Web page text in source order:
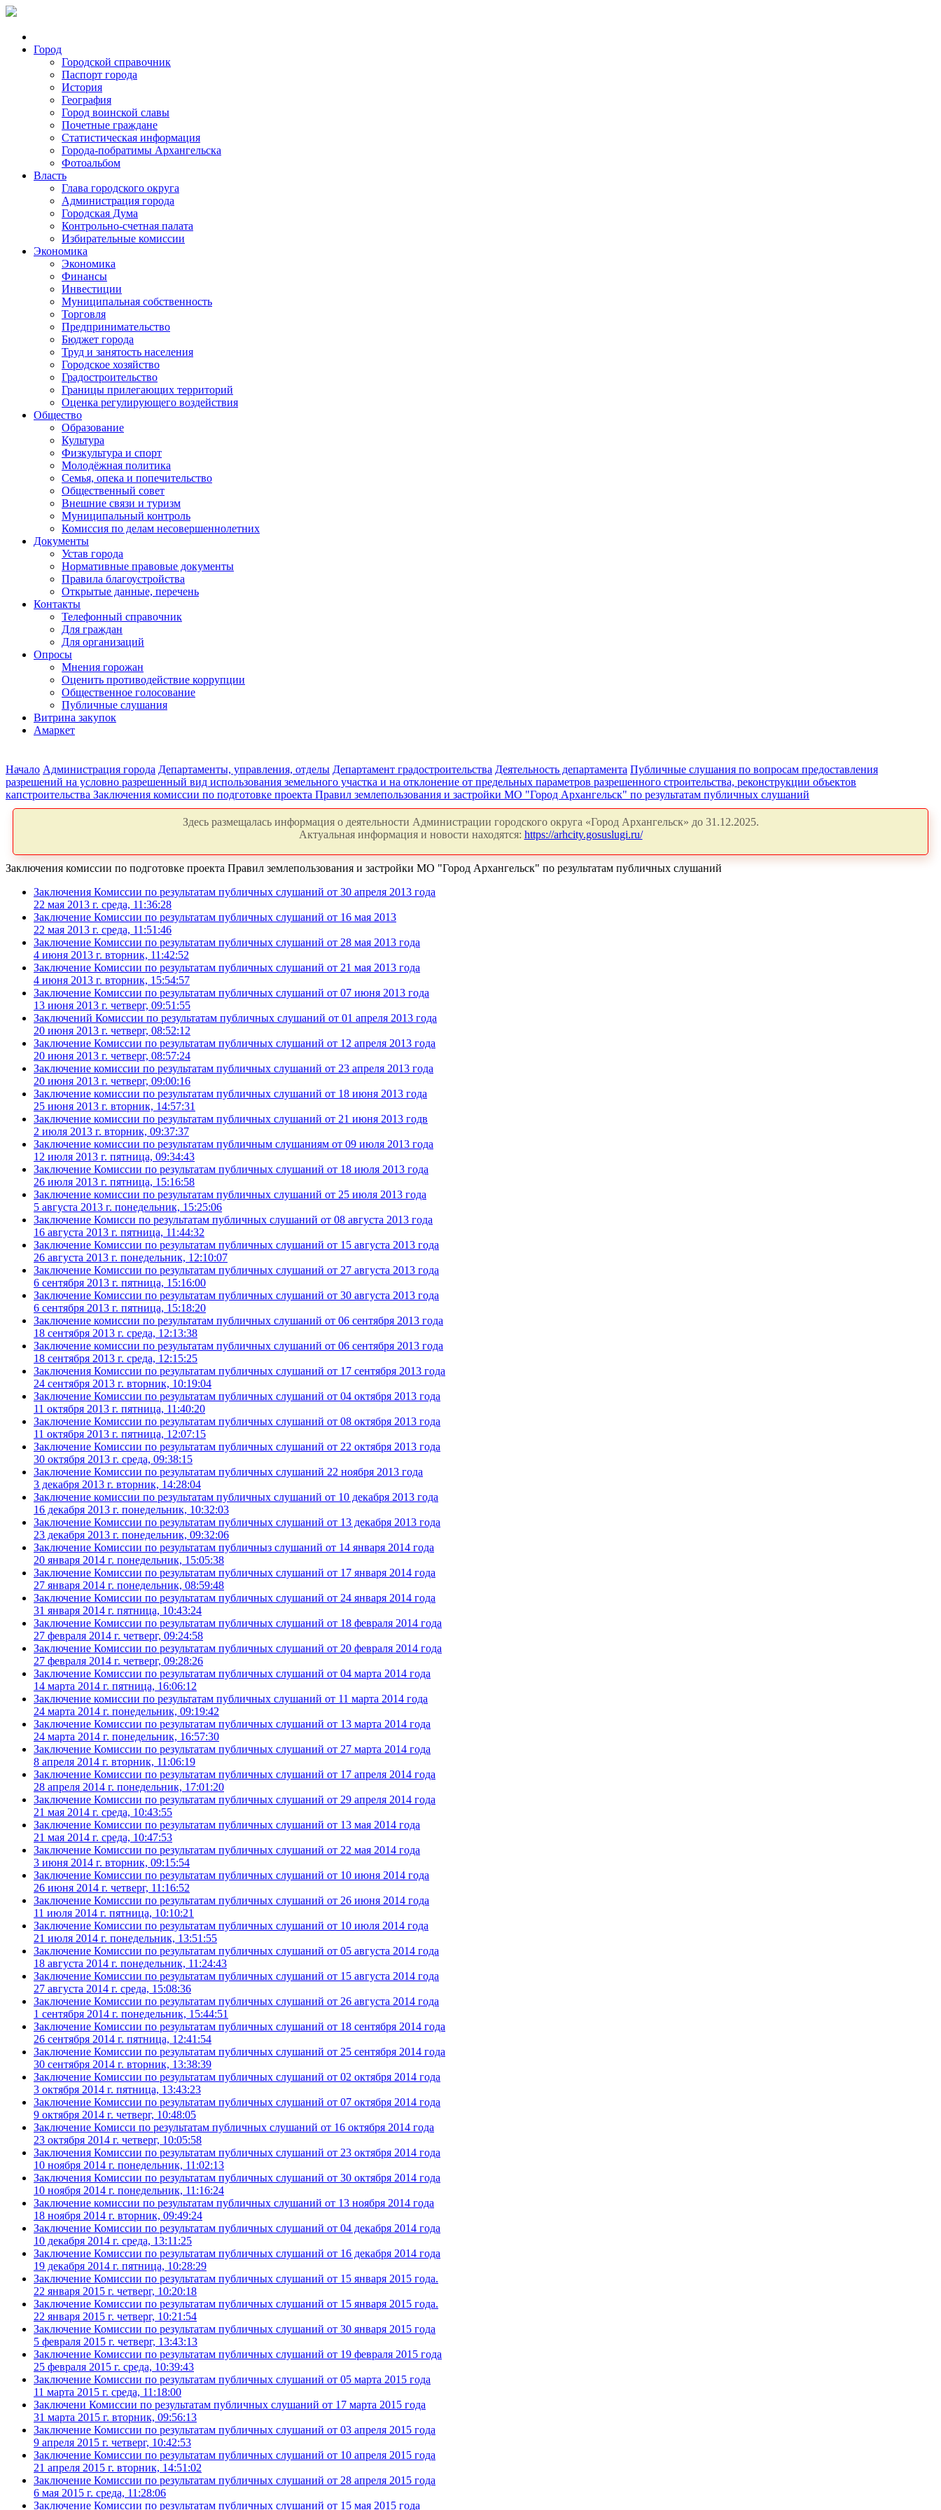
Город
Городской справочник
Паспорт города
История
География
Город воинской славы
Почетные граждане
Статистическая информация
Города-побратимы Архангельска
Фотоальбом
Власть
Глава городского округа
Администрация города
Городская Дума
Контрольно-счетная палата
Избирательные комиссии
Экономика
Экономика
Финансы
Инвестиции
Муниципальная собственность
Торговля
Предпринимательство
Бюджет города
Труд и занятость населения
Городское хозяйство
Градостроительство
Границы прилегающих территорий
Оценка регулирующего воздействия
Общество
Образование
Культура
Физкультура и спорт
Молодёжная политика
Семья, опека и попечительство
Общественный совет
Внешние связи и туризм
Муниципальный контроль
Комиссия по делам несовершеннолетних
Документы
Устав города
Нормативные правовые документы
Правила благоустройства
Открытые данные, перечень
Контакты
Телефонный справочник
Для граждан
Для организаций
Опросы
Мнения горожан
Оценить противодействие коррупции
Общественное голосование
Публичные слушания
Витрина закупок
Амаркет
Начало Администрация города Департаменты, управления, отделы Департамент градостроительства Деятельность департамента Публичные слушания по вопросам предоставления
разрешений на условно разрешенный вид использования земельного участка и на отклонение от предельных параметров разрешенного строительства, реконструкции объектов
капстроительства Заключения комиссии по подготовке проекта Правил землепользования и застройки МО "Город Архангельск" по результатам публичных слушаний
Здесь размещалась информация о деятельности Администрации городского округа «Город Архангельск» до 31.12.2025.
Актуальная информация и новости находятся: https://arhcity.gosuslugi.ru/
Заключения комиссии по подготовке проекта Правил землепользования и застройки МО "Город Архангельск" по результатам публичных слушаний
Заключения Комиссии по результатам публичных слушаний от 30 апреля 2013 года
22 мая 2013 г. среда, 11:36:28
Заключение Комиссии по результатам публичных слушаний от 16 мая 2013
22 мая 2013 г. среда, 11:51:46
Заключение Комиссии по результатам публичных слушаний от 28 мая 2013 года
4 июня 2013 г. вторник, 11:42:52
Заключение Комиссии по результатам публичных слушаний от 21 мая 2013 года
4 июня 2013 г. вторник, 15:54:57
Заключение Комиссии по результатам публичных слушаний от 07 июня 2013 года
13 июня 2013 г. четверг, 09:51:55
Заключений Комиссии по результатам публичных слушаний от 01 апреля 2013 года
20 июня 2013 г. четверг, 08:52:12
Заключение Комиссии по результатам публичных слушаний от 12 апреля 2013 года
20 июня 2013 г. четверг, 08:57:24
Заключение комиссии по результатам публичных слушаний от 23 апреля 2013 года
20 июня 2013 г. четверг, 09:00:16
Заключение комиссии по результатам публичных слушаний от 18 июня 2013 года
25 июня 2013 г. вторник, 14:57:31
Заключение комиссии по результатам публичных слушаний от 21 июня 2013 годв
2 июля 2013 г. вторник, 09:37:37
Заключение комиссии по результатам публичным слушаниям от 09 июля 2013 года
12 июля 2013 г. пятница, 09:34:43
Заключение Комиссии по результатам публичных слушаний от 18 июля 2013 года
26 июля 2013 г. пятница, 15:16:58
Заключение комиссии по результатам публичных слушаний от 25 июля 2013 года
5 августа 2013 г. понедельник, 15:25:06
Заключение Комисси по результатам публичных слушаний от 08 августа 2013 года
16 августа 2013 г. пятница, 11:44:32
Заключение Комиссии по результатам публичных слушаний от 15 августа 2013 года
26 августа 2013 г. понедельник, 12:10:07
Заключение Комиссии по результатам публичных слушаний от 27 августа 2013 года
6 сентября 2013 г. пятница, 15:16:00
Заключение Комиссии по результатам публичных слушаний от 30 августа 2013 года
6 сентября 2013 г. пятница, 15:18:20
Заключение комиссии по результатам публичных слушаний от 06 сентября 2013 года
18 сентября 2013 г. среда, 12:13:38
Заключение комиссии по результатам публичных слушаний от 06 сентября 2013 года
18 сентября 2013 г. среда, 12:15:25
Заключения Комиссии по результатам публичных слушаний от 17 сентября 2013 года
24 сентября 2013 г. вторник, 10:19:04
Заключение Комиссии по результатам публичных слушаний от 04 октября 2013 года
11 октября 2013 г. пятница, 11:40:20
Заключение Комиссии по результатам публичных слушаний от 08 октября 2013 года
11 октября 2013 г. пятница, 12:07:15
Заключение Комиссии по результатам публичных слушаний от 22 октября 2013 года
30 октября 2013 г. среда, 09:38:15
Заключение Комиссии по результатам публичных слушаний 22 ноября 2013 года
3 декабря 2013 г. вторник, 14:28:04
Заключение комиссии по результатам публичных слушаний от 10 декабря 2013 года
16 декабря 2013 г. понедельник, 10:32:03
Заключение Комиссии по результатам публичных слушаний от 13 декабря 2013 года
23 декабря 2013 г. понедельник, 09:32:06
Заключение Комиссии по результатам публичныз слушаний от 14 января 2014 года
20 января 2014 г. понедельник, 15:05:38
Заключение Комиссии по результатам публичных слушаний от 17 января 2014 года
27 января 2014 г. понедельник, 08:59:48
Заключение Комиссии по результатам публичных слушаний от 24 января 2014 года
31 января 2014 г. пятница, 10:43:24
Заключение Комиссии по результатам публичных слушаний от 18 февраля 2014 года
27 февраля 2014 г. четверг, 09:24:58
Заключение Комиссии по результатам публичных слушаний от 20 февраля 2014 года
27 февраля 2014 г. четверг, 09:28:26
Заключение Комиссии по результатам публичных слушаний от 04 марта 2014 года
14 марта 2014 г. пятница, 16:06:12
Заключение комиссии по результатам публичных слушаний от 11 марта 2014 года
24 марта 2014 г. понедельник, 09:19:42
Заключение Комиссии по результатам публичных слушаний от 13 марта 2014 года
24 марта 2014 г. понедельник, 16:57:30
Заключение Комиссии по результатам публичных слушаний от 27 марта 2014 года
8 апреля 2014 г. вторник, 11:06:19
Заключение Комиссии по результатам публичных слушаний от 17 апреля 2014 года
28 апреля 2014 г. понедельник, 17:01:20
Заключение Комиссии по результатам публичных слушаний от 29 апреля 2014 года
21 мая 2014 г. среда, 10:43:55
Заключение Комиссии по результатам публичных слушаний от 13 мая 2014 года
21 мая 2014 г. среда, 10:47:53
Заключение Комиссии по результатам публичных слушаний от 22 мая 2014 года
3 июня 2014 г. вторник, 09:15:54
Заключение Комиссии по результатам публичных слушаний от 10 июня 2014 года
26 июня 2014 г. четверг, 11:16:52
Заключение Комиссии по результатам публичных слушаний от 26 июня 2014 года
11 июля 2014 г. пятница, 10:10:21
Заключение Комиссии по результатам публичных слушаний от 10 июля 2014 года
21 июля 2014 г. понедельник, 13:51:55
Заключение Комиссии по результатам публичных слушаний от 05 августа 2014 года
18 августа 2014 г. понедельник, 11:24:43
Заключение Комиссии по результатам публичных слушаний от 15 августа 2014 года
27 августа 2014 г. среда, 15:08:36
Заключение Комиссии по результатам публичных слушаний от 26 августа 2014 года
1 сентября 2014 г. понедельник, 15:44:51
Заключение Комиссии по результатам публичных слушаний от 18 сентября 2014 года
26 сентября 2014 г. пятница, 12:41:54
Заключение Комиссии по результатам публичных слушаний от 25 сентября 2014 года
30 сентября 2014 г. вторник, 13:38:39
Заключение Комиссии по результатам публичных слушаний от 02 октября 2014 года
3 октября 2014 г. пятница, 13:43:23
Заключение Комиссии по результатам публичных слушаний от 07 октября 2014 года
9 октября 2014 г. четверг, 10:48:05
Заключение Комисси по результатам публичных слушаний от 16 октября 2014 года
23 октября 2014 г. четверг, 10:05:58
Заключения Комиссии по результатам публичных слушаний от 23 октября 2014 года
10 ноября 2014 г. понедельник, 11:02:13
Заключения Комиссии по результатам публичных слушаний от 30 октября 2014 года
10 ноября 2014 г. понедельник, 11:16:24
Заключение комиссии по результатам публичных слушаний от 13 ноября 2014 года
18 ноября 2014 г. вторник, 09:49:24
Заключение Комиссии по результатам публичных слушаний от 04 декабря 2014 года
10 декабря 2014 г. среда, 13:11:25
Заключение Комиссии по результатам публичных слушаний от 16 декабря 2014 года
19 декабря 2014 г. пятница, 10:28:29
Заключение Комиссии по результатам публичных слушаний от 15 января 2015 года.
22 января 2015 г. четверг, 10:20:18
Заключение Комиссии по результатам публичных слушаний от 15 января 2015 года.
22 января 2015 г. четверг, 10:21:54
Заключение Комиссии по результатам публичных слушаний от 30 января 2015 года
5 февраля 2015 г. четверг, 13:43:13
Заключение Комиссии по результатам публичных слушаний от 19 февраля 2015 года
25 февраля 2015 г. среда, 10:39:43
Заключение Комиссии по результатам публичных слушаний от 05 марта 2015 года
11 марта 2015 г. среда, 11:18:00
Заключени Комиссии по результатам публичных слушаний от 17 марта 2015 года
31 марта 2015 г. вторник, 09:56:13
Заключение Комиссии по результатам публичных слушаний от 03 апреля 2015 года
9 апреля 2015 г. четверг, 10:42:53
Заключение Комиссии по результатам публичных слушаний от 10 апреля 2015 года
21 апреля 2015 г. вторник, 14:51:02
Заключение Комиссии по результатам публичных слушаний от 28 апреля 2015 года
6 мая 2015 г. среда, 11:28:06
Заключение Комиссии по результатам публичных слушаний от 15 мая 2015 года